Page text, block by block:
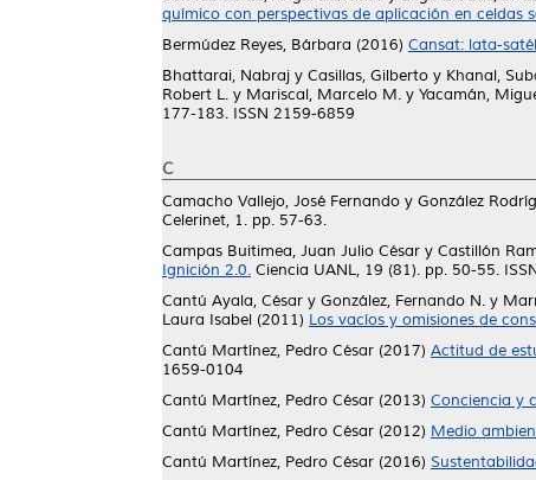
químico con perspectivas de aplicación en celdas
Bermúdez Reyes, Bárbara (2016) Cansat: lata-
Bhattarai, Nabraj y Casillas, Gilberto y Khanal,
Robert L. y Mariscal, Marcelo M. y Yacamán,
177-183. ISSN 2159-6859
C
Camacho Vallejo, José Fernando y González
Celerinet, 1. pp. 57-63.
Campas Buitimea, Juan Julio César y Castillón
Ignición 2.0. Ciencia UANL, 19 (81). pp. 50-55.
Cantú Ayala, César y González, Fernando N. y
Laura Isabel (2011) Los vacíos y omisiones de
Cantú Martínez, Pedro César (2017) Actitud de
1659-0104
Cantú Martínez, Pedro César (2013) Conciencia y
Cantú Martínez, Pedro César (2012) Medio
Cantú Martínez, Pedro César (2016)